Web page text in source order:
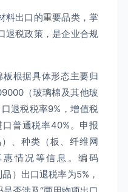
料出口的重要品类，掌
退税政策，是企业合规
根据具体形态主要归
（玻璃棉及其他玻
退税税率9%，增值税
普通税率40%。申报
、种类（板、纤维网
情况等信息。编码
）出口退税率为5%，